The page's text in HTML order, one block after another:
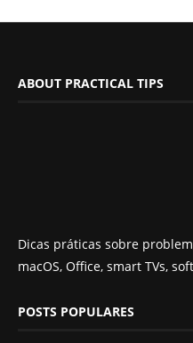
ABOUT PRACTICAL TIPS
Dicas práticas sobre
macOS, Office, smart TVs,
POSTS POPULARES